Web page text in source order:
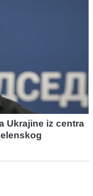
Ukrajine iz centra